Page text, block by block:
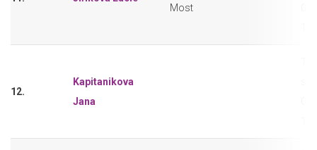
Most
12.
Kapitanikova
Jana